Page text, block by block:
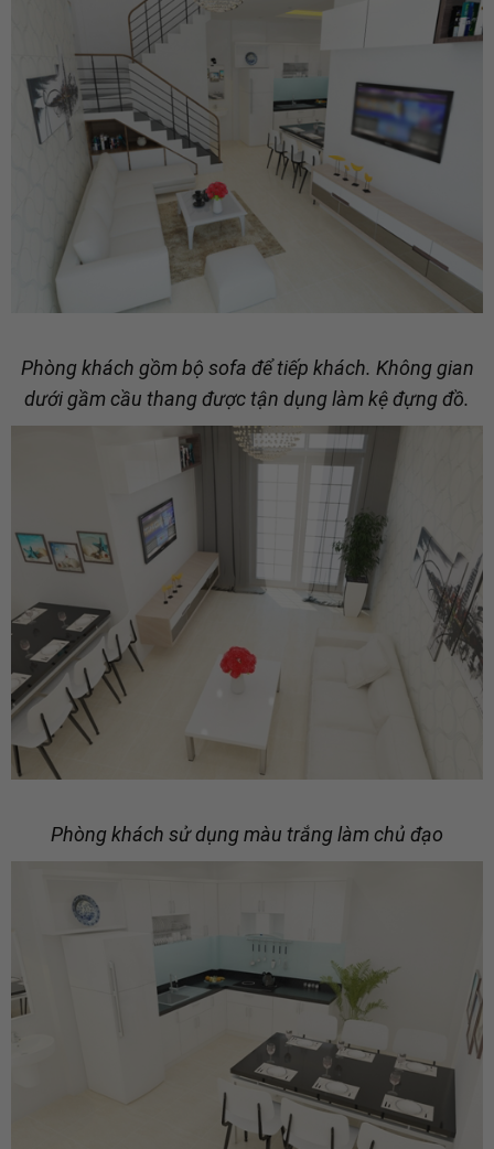
Phòng khách gồm bộ sofa để tiếp khách. Không gian
dưới gầm cầu thang được tận dụng làm kệ đựng đồ.
Phòng khách sử dụng màu trắng làm chủ đạo